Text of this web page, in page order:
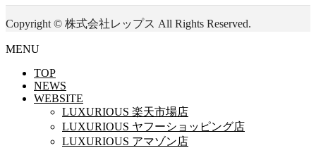
Copyright © 株式会社レップス All Rights Reserved.
MENU
TOP
NEWS
WEBSITE
LUXURIOUS 楽天市場店
LUXURIOUS ヤフーショッピング店
LUXURIOUS アマゾン店